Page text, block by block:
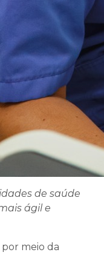
de saúde
ágil e
meio da